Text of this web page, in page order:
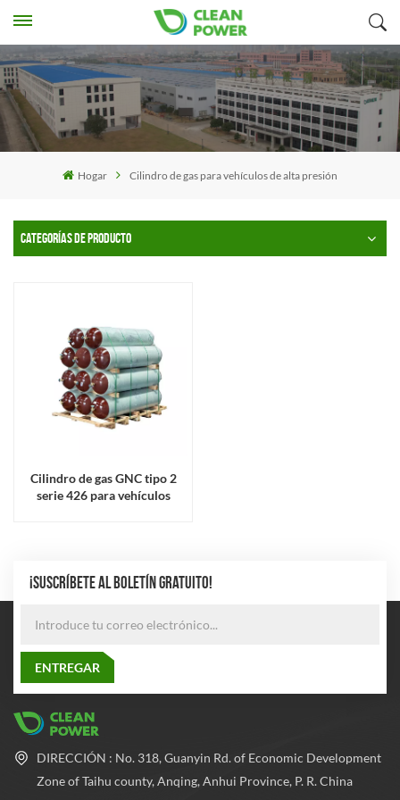
Hogar Cilindro de gas para vehículos de alta presión
CATEGORÍAS DE PRODUCTO
Cilindro de gas GNC tipo 2
serie 426 para vehículos
¡SUSCRÍBETE AL BOLETÍN GRATUITO!
DIRECCIÓN : No. 318, Guanyin Rd. of Economic Development
Zone of Taihu county, Anqing, Anhui Province, P. R. China